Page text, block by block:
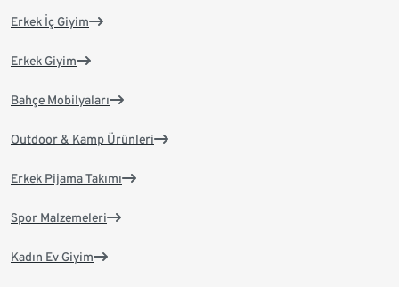
Erkek İç Giyim
Erkek Giyim
Bahçe Mobilyaları
Outdoor & Kamp Ürünleri
Erkek Pijama Takımı
Spor Malzemeleri
Kadın Ev Giyim